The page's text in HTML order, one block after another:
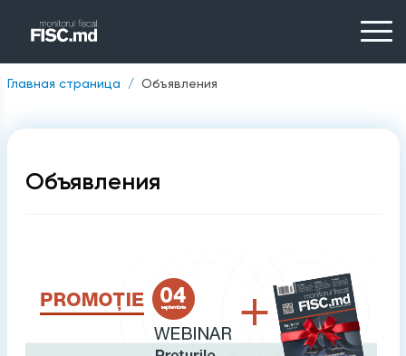
Главная страница Объявления
Объявления